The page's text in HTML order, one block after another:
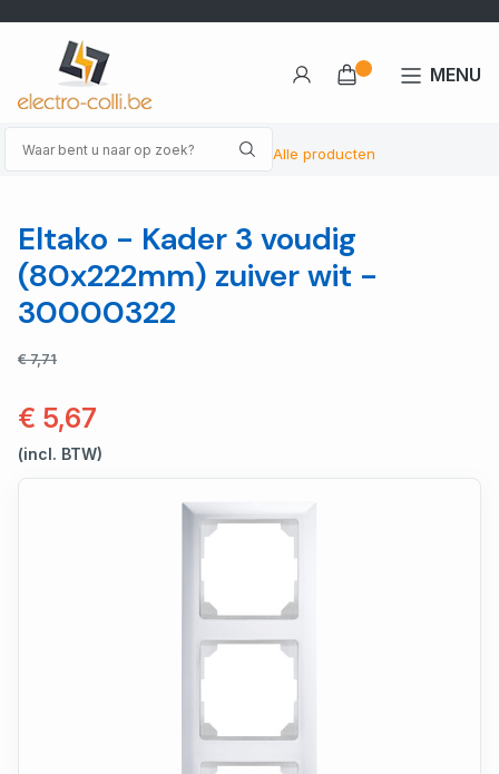
Alle producten
MENU
Eltako - Kader 3 voudig
(80x222mm) zuiver wit -
30000322
€ 7,71
€ 5,67
(incl. BTW)